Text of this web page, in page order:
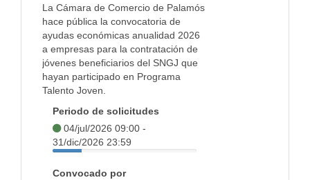
La Cámara de Comercio de Palamós
hace pública la convocatoria de
ayudas económicas anualidad 2026
a empresas para la contratación de
jóvenes beneficiarios del SNGJ que
hayan participado en Programa
Talento Joven.
Periodo de solicitudes
04/jul/2026 09:00 -
31/dic/2026 23:59
Convocado por